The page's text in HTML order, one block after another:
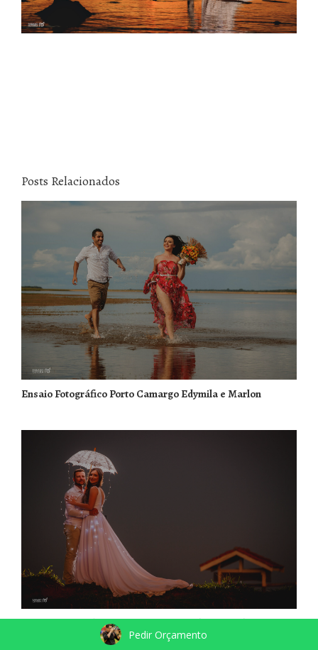
Posts Relacionados
Ensaio Fotográfico Porto Camargo Edymila e Marlon
Ensaio Fotográfico Rancho Boing Caroline e Carlos
Pedir Orçamento